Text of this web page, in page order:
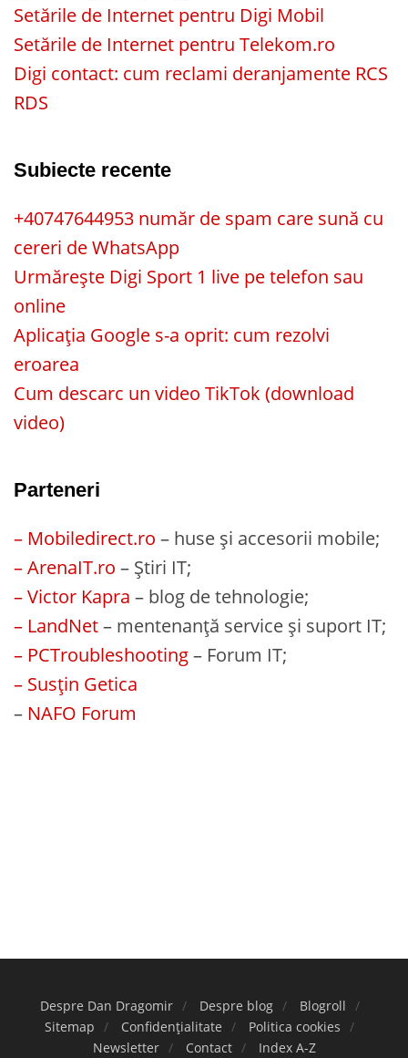
Setările de Internet pentru Digi Mobil
Setările de Internet pentru Telekom.ro
Digi contact: cum reclami deranjamente RCS
RDS
Subiecte recente
+40747644953 număr de spam care sună cu
cereri de WhatsApp
Urmărește Digi Sport 1 live pe telefon sau
online
Aplicația Google s-a oprit: cum rezolvi
eroarea
Cum descarc un video TikTok (download
video)
Parteneri
– Mobiledirect.ro – huse și accesorii mobile;
– ArenaIT.ro – Știri IT;
– Victor Kapra – blog de tehnologie;
– LandNet– mentenanță service și suport IT;
– PCTroubleshooting– Forum IT;
– Susțin Getica
– NAFO Forum
Despre Dan Dragomir Despre blog
Blogroll
Sitemap
Confidențialitate
Politica cookies
Newsletter
Contact Index A-Z